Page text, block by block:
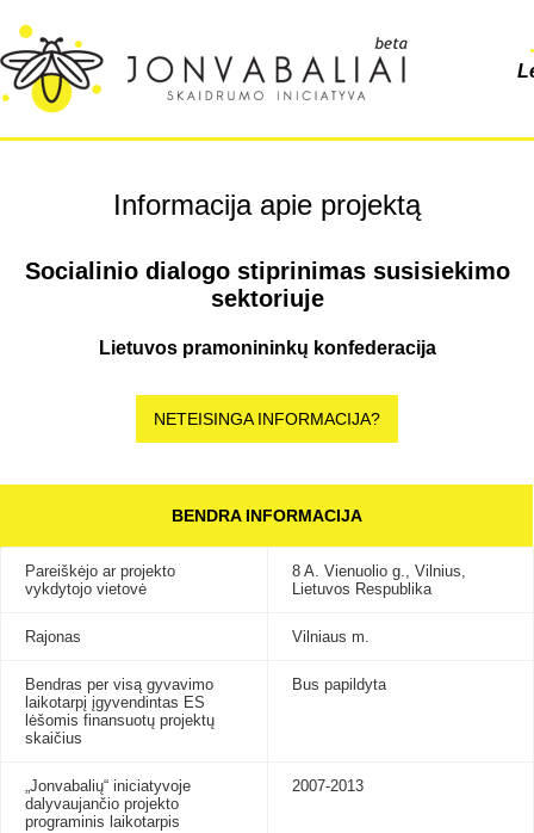
Informacija apie projektą
Socialinio dialogo stiprinimas susisiekimo
sektoriuje
Lietuvos pramonininkų konfederacija
NETEISINGA INFORMACIJA?
BENDRA INFORMACIJA
Pareiškėjo ar projekto
vykdytojo vietovė
8 A. Vienuolio g., Vilnius,
Lietuvos Respublika
Rajonas Vilniaus m.
Bendras per visą gyvavimo
laikotarpį įgyvendintas ES
lėšomis finansuotų projektų
skaičius
Bus papildyta
„Jonvabalių“ iniciatyvoje
dalyvaujančio projekto
programinis laikotarpis
2007-2013